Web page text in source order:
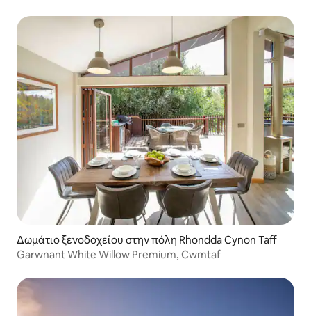
Δωμάτιο ξενοδοχείου στην πόλη Rhondda Cynon Taff
Garwnant White Willow Premium, Cwmtaf